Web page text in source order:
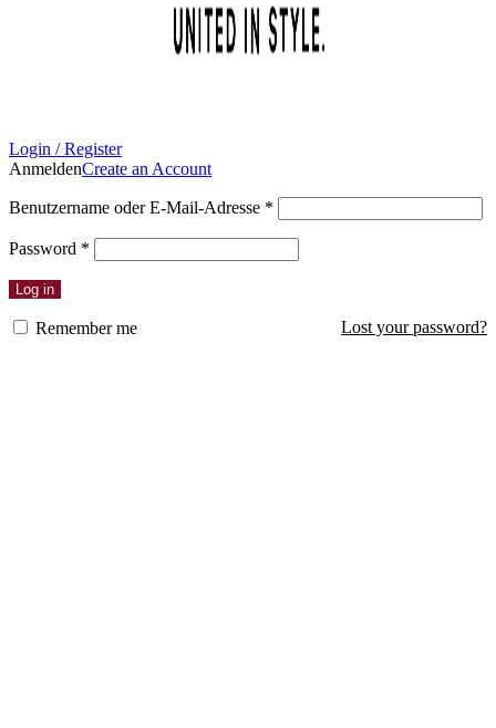
Login / Register
AnmeldenCreate an Account
Benutzername oder E-Mail-Adresse *
Password *
Log in
Lost your password?
Remember me